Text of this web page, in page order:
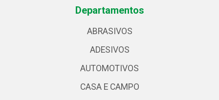
Departamentos
ABRASIVOS
ADESIVOS
AUTOMOTIVOS
CASA E CAMPO